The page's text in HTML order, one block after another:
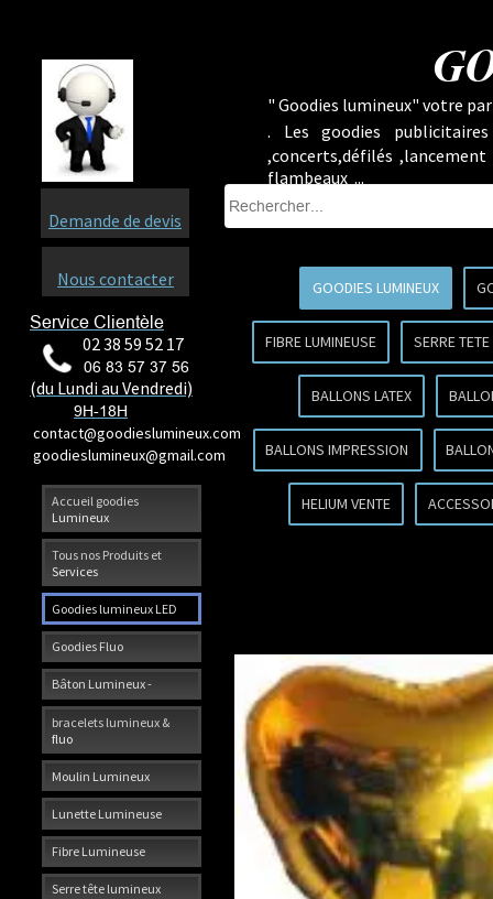
Accueil goodies
Lumineux
Tous nos Produits et
Services
Goodies lumineux LED
Goodies Fluo
Bâton Lumineux -
bracelets lumineux &
fluo
Moulin Lumineux
Lunette Lumineuse
Fibre Lumineuse
Serre tête lumineux
Service Clientèle
02 38 59 52 17
06 83 57 37 56
(du Lundi au Vendredi)
9H-18H
contact@goodieslumineux.com
goodieslumineux@gmail.com
Demande de devis
Nous contacter
" Goodies lumineux" votre
. Les goodies
,concerts,défilés
flambeaux ...
GOODIES LUMINEUX
FIBRE LUMINEUSE SERRE TETE
BALLONS LATEX
BALLONS IMPRESSION
HELIUM VENTE